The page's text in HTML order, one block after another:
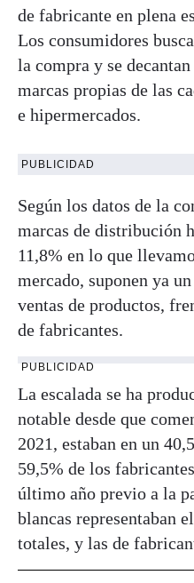
de fabricante en plena
Los consumidores
la compra y se
marcas propias de las
e hipermercados.
PUBLICIDAD
Según los datos de la
marcas de distribución
11,8% en lo que
mercado, suponen ya
ventas de productos,
de fabricantes.
PUBLICIDAD
La escalada se ha
notable desde que
2021, estaban en un
59,5% de los
último año previo a la
blancas representaban
totales, y las de